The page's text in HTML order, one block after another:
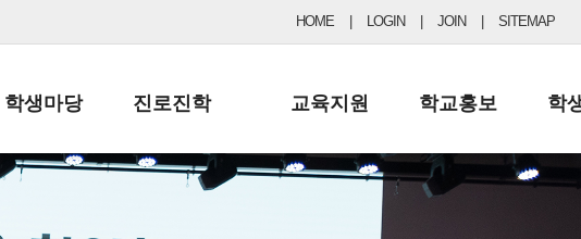
HOME LOGIN JOIN SITEMAP
학생마당
학생생활규정
진로진학
공지사항 및 입시자료
교육지원
행정실
학교홍보
보도자료
학